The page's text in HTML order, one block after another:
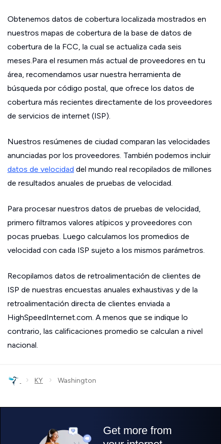
Obtenemos datos de cobertura localizada mostrados en
nuestros mapas de cobertura de la base de datos de
cobertura de la FCC, la cual se actualiza cada seis
meses.Para el resumen más actual de proveedores en tu
área, recomendamos usar nuestra herramienta de
búsqueda por código postal, que ofrece los datos de
cobertura más recientes directamente de los proveedores
de servicios de internet (ISP).
Nuestros resúmenes de ciudad comparan las velocidades
anunciadas por los proveedores. También podemos incluir
datos de velocidad del mundo real recopilados de millones
de resultados anuales de pruebas de velocidad.
Para procesar nuestros datos de pruebas de velocidad,
primero filtramos valores atípicos y proveedores con
pocas pruebas. Luego calculamos los promedios de
velocidad con cada ISP sujeto a los mismos parámetros.
Recopilamos datos de retroalimentación de clientes de
ISP de nuestras encuestas anuales exhaustivas y de la
retroalimentación directa de clientes enviada a
HighSpeedInternet.com. A menos que se indique lo
contrario, las calificaciones promedio se calculan a nivel
nacional.
› KY › Washington